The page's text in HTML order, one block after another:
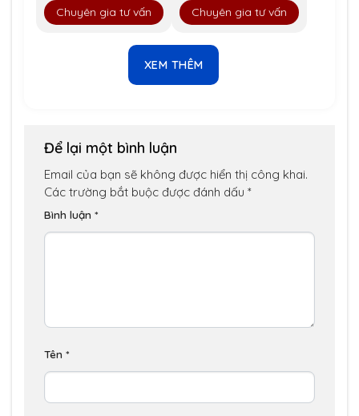
Chuyên gia tư vấn Chuyên gia tư vấn
XEM THÊM
Để lại một bình luận
Email của bạn sẽ không được hiển thị công khai.
Các trường bắt buộc được đánh dấu *
Bình luận *
Tên *